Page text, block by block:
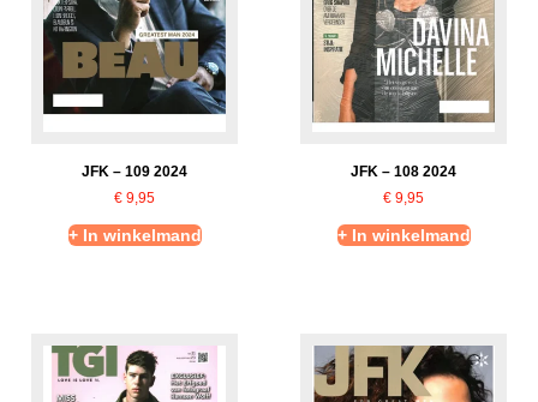
JFK – 109 2024
€ 9,95
+ In winkelmand
JFK – 108 2024
€ 9,95
+ In winkelmand